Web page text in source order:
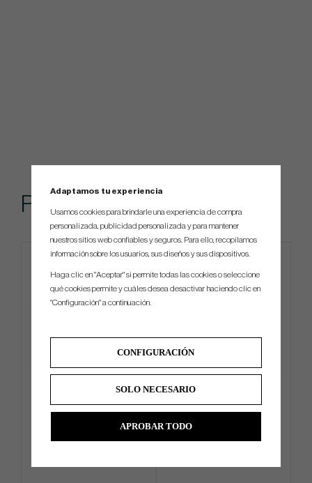
Popular
Callaway Supersoft Limited
Stripe
Winn ProX 1.32 2023 Black
Adaptamos tu experiencia
Usamos cookies para brindarle una experiencia de compra
personalizada, publicidad personalizada y para mantener
nuestros sitios web confiables y seguros. Para ello, recopilamos
información sobre los usuarios, sus diseños y sus dispositivos.
Haga clic en "Aceptar" si permite todas las cookies o seleccione
qué cookies permite y cuáles desea desactivar haciendo clic en
"Configuración" a continuación.
CONFIGURACIÓN
SOLO NECESARIO
APROBAR TODO